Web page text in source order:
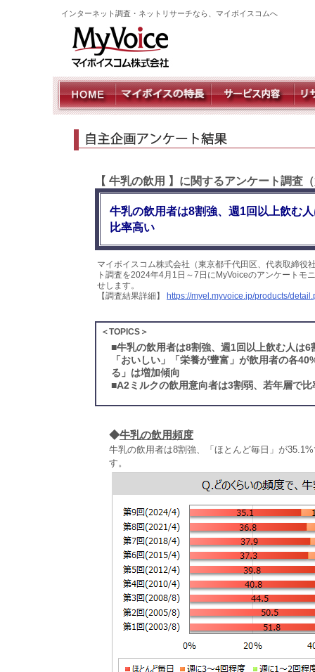
インターネット調査・ネットリサーチなら、マイボイスコムへ
【 牛乳の飲用 】に関するアンケート調査
牛乳の飲用者は8割強、週1回以上飲む
比率高い
マイボイスコム株式会社（東京都千代田区、代表取締
ト調査を2024年4月1日～7日にMyVoiceのアンケートモ
せします。
【調査結果詳細】
https://myel.myvoice.jp/products/
＜TOPICS＞
■牛乳の飲用者は8割強、週1回以上飲む人は
「おいしい」「栄養が豊富」が飲用者の各
る」は増加傾向
■A2ミルクの飲用意向者は3割弱、若年層で比
◆牛乳の飲用頻度
牛乳の飲用者は8割強、「ほとんど毎日」が
す。